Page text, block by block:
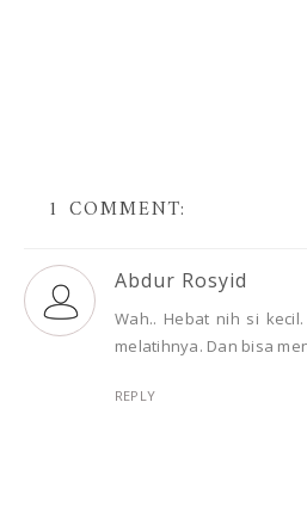
1 COMMENT:
Abdur Rosyid
Wah.. Hebat nih si
melatihnya. Dan bisa
REPLY